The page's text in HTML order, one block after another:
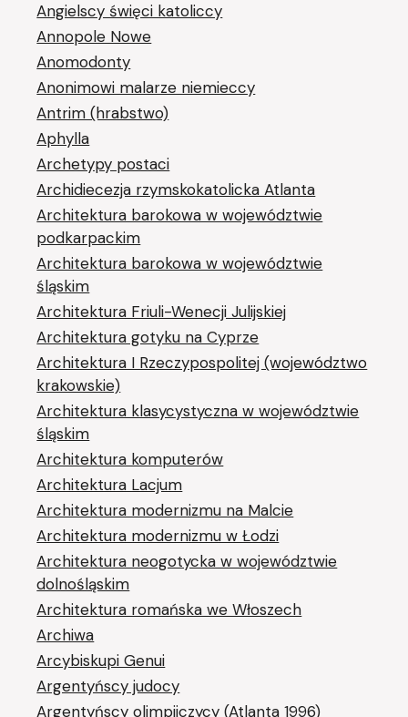
Angielscy święci katoliccy
Annopole Nowe
Anomodonty
Anonimowi malarze niemieccy
Antrim (hrabstwo)
Aphylla
Archetypy postaci
Archidiecezja rzymskokatolicka Atlanta
Architektura barokowa w województwie
podkarpackim
Architektura barokowa w województwie
śląskim
Architektura Friuli-Wenecji Julijskiej
Architektura gotyku na Cyprze
Architektura I Rzeczypospolitej (województwo
krakowskie)
Architektura klasycystyczna w województwie
śląskim
Architektura komputerów
Architektura Lacjum
Architektura modernizmu na Malcie
Architektura modernizmu w Łodzi
Architektura neogotycka w województwie
dolnośląskim
Architektura romańska we Włoszech
Archiwa
Arcybiskupi Genui
Argentyńscy judocy
Argentyńscy olimpijczycy (Atlanta 1996)